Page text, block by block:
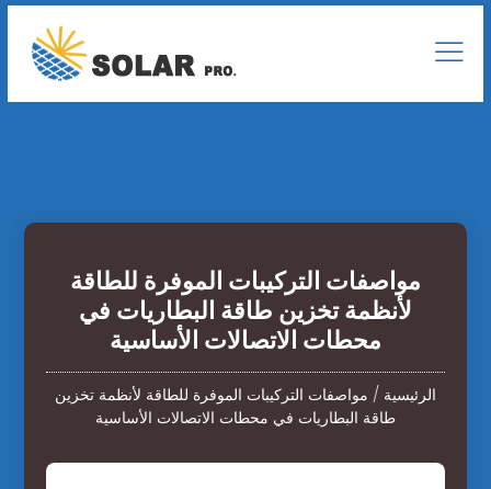
مواصفات التركيبات الموفرة للطاقة
لأنظمة تخزين طاقة البطاريات في
محطات الاتصالات الأساسية
الرئيسية / مواصفات التركيبات الموفرة للطاقة لأنظمة تخزين
طاقة البطاريات في محطات الاتصالات الأساسية